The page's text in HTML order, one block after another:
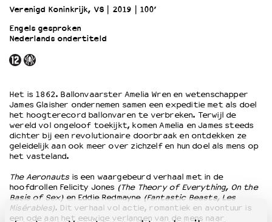
OVER LANTARENVENSTER
Werken bij
Word vriend
Historie
Partners
Huisregels
Privacyverklaring
Duurzaamheid
Culturele boycot Israël
Ruimte voor artistieke vrijheid – VNPF
Verenigd Koninkrijk, VS
2019
100’
Engels gesproken
Nederlands ondertiteld
Het is 1862. Ballonvaarster Amelia Wren en wetenschapper
James Glaisher ondernemen samen een expeditie met als doel
het hoogterecord ballonvaren te verbreken. Terwijl de
wereld vol ongeloof toekijkt, komen Amelia en James steeds
dichter bij een revolutionaire doorbraak en ontdekken ze
geleidelijk aan ook meer over zichzelf en hun doel als mens op
het vasteland.
The Aeronautsis een waargebeurd verhaal met in de
hoofdrollen Felicity Jones (The Theory of Everything, On the
Basis of Sex)en Eddie Redmayne(Fantastic Beasts, Les
Misérables). Dit verhaal vol actie, romantiek en avontuur is
een ode aan het eeuwige verlangen van de mens naar